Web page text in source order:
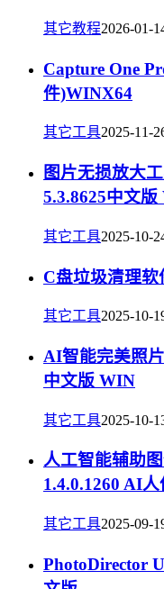
其它教程2026-01-
Capture One
件)WINX64
其它工具2025-11-
图片无损放大
5.3.8625中文
其它工具2025-10-
C盘垃圾清理软
其它工具2025-10-
AI智能完美照
中文版 WIN
其它工具2025-10-
人工智能辅助
1.4.0.1260 AI
其它工具2025-09-
PhotoDirector